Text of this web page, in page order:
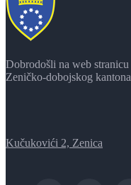
Dobrodošli na web stranicu
Zeničko-dobojskog kantona
Kučukovići 2, Zenica